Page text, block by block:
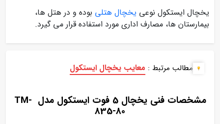
یخچال ایستکول نوعی یخچال هتلی بوده و در هتل ها،
بیمارستان ها، مصارف اداری مورد استفاده قرار می گیرد.
مطالب مرتبط : معایب یخچال ایستکول
مشخصات فنی یخچال 5 فوت ایستکول مدل TM-
835-80